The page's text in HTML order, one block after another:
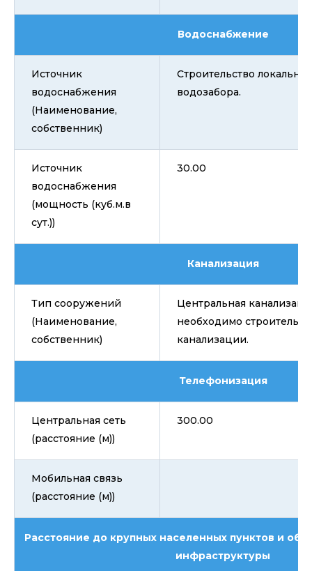
Водоснабжение
Источник
водоснабжения
(Наименование,
собственник)
Строительство
водозабора.
Источник
водоснабжения
(мощность (куб.м.в
сут.))
30.00
Канализация
Тип сооружений
(Наименование,
собственник)
Центральная
необходимо
канализации.
Телефонизация
Центральная сеть
(расстояние (м))
300.00
Мобильная связь
(расстояние (м))
Расстояние до крупных населенных пунктов и
инфраструктуры